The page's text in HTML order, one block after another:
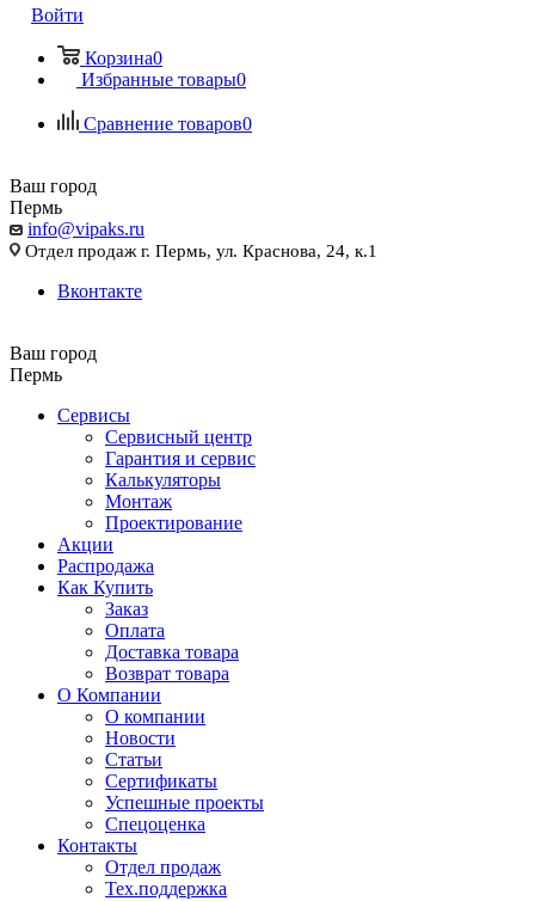
Войти
Корзина0
Избранные товары0
Сравнение товаров0
Ваш город
Пермь
info@vipaks.ru
Отдел продаж г. Пермь, ул. Краснова, 24, к.1
Вконтакте
Ваш город
Пермь
Сервисы
Сервисный центр
Гарантия и сервис
Калькуляторы
Монтаж
Проектирование
Акции
Распродажа
Как Купить
Заказ
Оплата
Доставка товара
Возврат товара
О Компании
О компании
Новости
Статьи
Сертификаты
Успешные проекты
Спецоценка
Контакты
Отдел продаж
Тех.поддержка